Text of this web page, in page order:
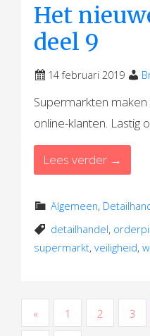
Het
deel 9
14 februari 2019
Supermarkten
online-klanten. Lastig
Lees verder →
Algemeen,
detailhandel,
supermarkt,veiligheid,
B« 1 2 3